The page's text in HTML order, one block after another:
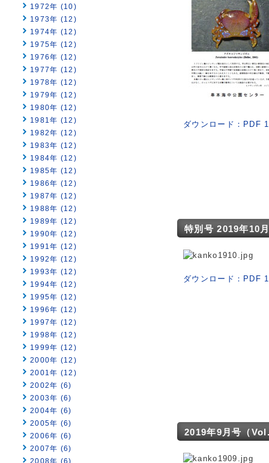
1972年 (10)
1973年 (12)
1974年 (12)
1975年 (12)
1976年 (12)
1977年 (12)
1978年 (12)
1979年 (12)
1980年 (12)
1981年 (12)
1982年 (12)
1983年 (12)
1984年 (12)
1985年 (12)
1986年 (12)
1987年 (12)
1988年 (12)
1989年 (12)
1990年 (12)
1991年 (12)
1992年 (12)
1993年 (12)
1994年 (12)
1995年 (12)
1996年 (12)
1997年 (12)
1998年 (12)
1999年 (12)
2000年 (12)
2001年 (12)
2002年 (6)
2003年 (6)
2004年 (6)
2005年 (6)
2006年 (6)
2007年 (6)
2008年 (6)
ダウンロード：PDF
特別号 2019年10
ダウンロード：PDF
2019年9月号（